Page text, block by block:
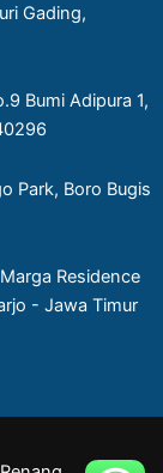
Gading,
Bumi Adipura 1,
Park, Boro Bugis
Residence
- Jawa Timur